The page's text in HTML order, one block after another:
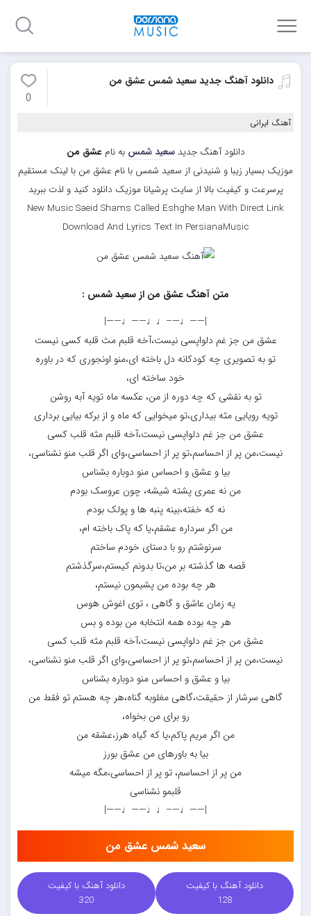
دانلود آهنگ جدید سعید شمس عشق من
0
آهنگ ایرانی
دانلود آهنگ جدیدسعید شمس به نامعشق من
موزیک بسیار زیبا و شنیدنی از سعید شمس با نام عشق من با لینک مستقیم
پرسرعت و کیفیت بالا از سایت پرشیانا موزیک دانلود کنید و لذت ببرید
New Music Saeid Shams Called Eshghe Man With Direct Link
Download And Lyrics Text In PersianaMusic
متن آهنگ عشق من از سعید شمس :
|——♩—–♩♩——♩——|
عشق من جز غم دلواپسی نیست،آخه قلبم مث قلبه کسی نیست
تو به تصویری چه کودکانه دل باخته ای،منو اونجوری که در باوره
خود ساخته ای،
تو به نقشی که چه دوره از من، عکسه ماه تویه آبه روشن
تویه رویایی مثه بیداری،تو میخوایی که ماه و از برکه بیایی برداری
عشق من جز غم دلواپسی نیست،آخه قلبم مثه قلب کسی
نیست،من پر از احساسم،تو پر از احساسی،وای اگر قلب منو نشناسی،
بیا و عشق و احساس منو دوباره بشناس
من نه عمری پشته شیشه، چون عروسک بودم
نه که خفته،بینه پنبه ها و پولک بودم
من اگر سرداره عشقم،یا که پاک باخته ام،
سرنوشتم رو با دستای خودم ساختم
قصه ها گذشته بر من،تا بدونم کیستم،سرگذشتم
هر چه بوده من پشیمون نیستم،
یه زمان عاشق و گاهی ، توی اغوش هوس
هر چه بوده همه انتخابه من بوده و بس
عشق من جز غم دلواپسی نیست،آخه قلبم مثه قلب کسی
نیست،من پر از احساسم،تو پر از احساسی،وای اگر قلب منو نشناسی،
بیا و عشق و احساس منو دوباره بشناس
گاهی سرشار از حقیقت،گاهی مغلوبه گناه،هر چه هستم تو فقط من
رو برای من بخواه،
من اگر مریم پاکم،یا که گیاه هرز،عشقه من
بیا به باورهای من عشق بورز
من پر از احساسم، تو پر از احساسی،مگه میشه
قلبمو نشناسی
|——♩—–♩♩——♩——|
سعید شمس عشق من
دانلود آهنگ با کیفیت
128
دانلود آهنگ با کیفیت
320